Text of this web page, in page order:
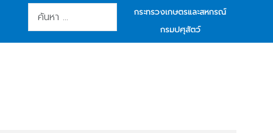
การค้นหา
กระทรวงเกษตรและสหกรณ์
กรมปศุสัตว์